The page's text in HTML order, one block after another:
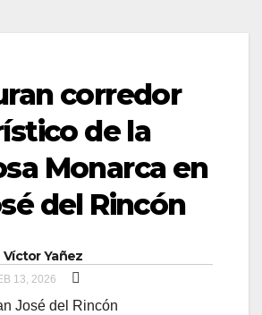
corredor
de la
Monarca en
del Rincón
Víctor Yañez
13, 2026
José del Rincón